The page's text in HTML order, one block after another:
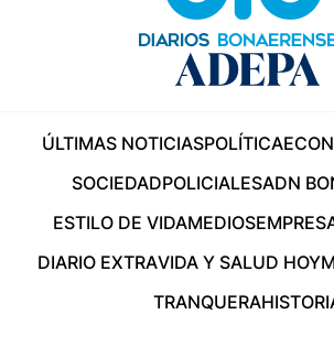
ÚLTIMAS NOTICIASPOLÍTICA
SOCIEDADPOLICIALESADN
ESTILO DE VIDAMEDIOS
DIARIO EXTRAVIDA Y SALUD HOY
TRANQUERA